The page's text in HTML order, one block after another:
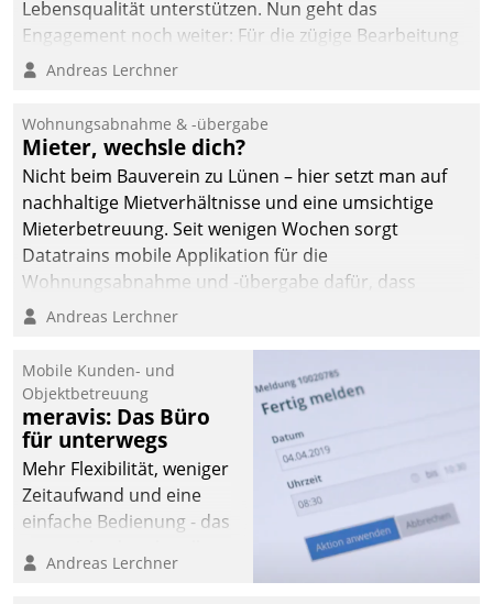
Lebensqualität unterstützen. Nun geht das
Engagement noch weiter: Für die zügige Bearbeitung
von Beschwerden – oder Lob – richtet das
und Beschwerde-Management einen eigenen Kanal
ein.
Andreas Lerchner
Wohnungsabnahme & -übergabe
Mieter, wechsle dich?
Nicht beim Bauverein zu Lünen – hier setzt man auf
nachhaltige Mietverhältnisse und eine umsichtige
Mieterbetreuung. Seit wenigen Wochen sorgt
Datatrains mobile Applikation für die
Wohnungsabnahme und -übergabe dafür, dass
Mieter wohlgeordnet kommen und, so es sein muss,
Andreas Lerchner
Mobile Kunden- und
Objektbetreuung
meravis: Das Büro
für unterwegs
Mehr Flexibilität, weniger
Zeitaufwand und eine
einfache Bedienung - das
Cockpit für mobile
Andreas Lerchner